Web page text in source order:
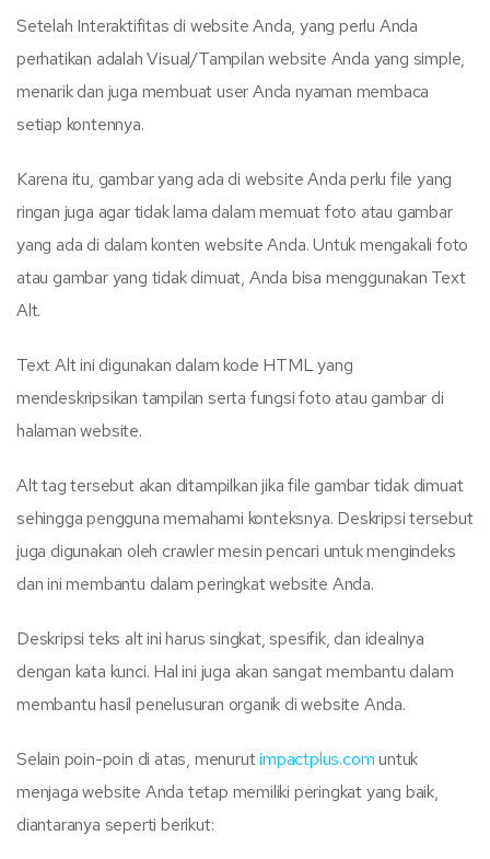
Setelah Interaktifitas di website Anda, yang perlu Anda
perhatikan adalah Visual/Tampilan website Anda yang simple,
menarik dan juga membuat user Anda nyaman membaca
setiap kontennya.
Karena itu, gambar yang ada di website Anda perlu file yang
ringan juga agar tidak lama dalam memuat foto atau gambar
yang ada di dalam konten website Anda. Untuk mengakali foto
atau gambar yang tidak dimuat, Anda bisa menggunakan Text
Alt.
Text Alt ini digunakan dalam kode HTML yang
mendeskripsikan tampilan serta fungsi foto atau gambar di
halaman website.
Alt tag tersebut akan ditampilkan jika file gambar tidak dimuat
sehingga pengguna memahami konteksnya. Deskripsi tersebut
juga digunakan oleh crawler mesin pencari untuk mengindeks
dan ini membantu dalam peringkat website Anda.
Deskripsi teks alt ini harus singkat, spesifik, dan idealnya
dengan kata kunci. Hal ini juga akan sangat membantu dalam
membantu hasil penelusuran organik di website Anda.
Selain poin-poin di atas, menurutimpactplus.comuntuk
menjaga website Anda tetap memiliki peringkat yang baik,
diantaranya seperti berikut: